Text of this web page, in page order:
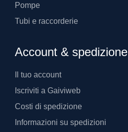
Pompe
Tubi e raccorderie
Account & spedizione
Il tuo account
Iscriviti a Gaiviweb
Costi di spedizione
Informazioni su spedizioni